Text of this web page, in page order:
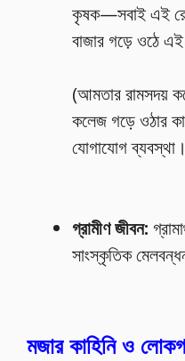
কৃষক—সবাই এই
বাজার গড়ে ওঠে এই
(আমতার রামসদয়
কলেজ গড়ে ওঠার
যোগাযোগ
গ্রামীণ জীবন:
সাংস্কৃতিক
মজার কাহিনি ও